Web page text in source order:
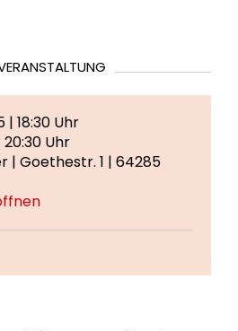
| 18:30 Uhr
20:30 Uhr
| Goethestr. 1 | 64285